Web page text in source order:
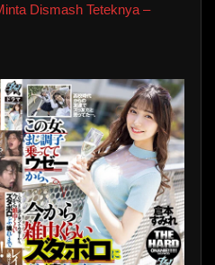
Dismash Teteknya –